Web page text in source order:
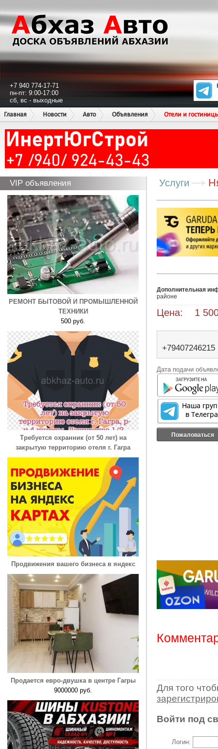
+7 940 774-17-71
пн-пт: 9:00-17:00
сб, вс - выходные
Главная
Новости Авто Объявления Отели и
VIP объявления
РЕМОНТ БЫТОВОЙ И ПРОМЫШЛЕННОЙ
ТЕХНИКИ
500 руб.
Требуется охранник (от 50 лет) на
закрытую территорию отеля г. Гагра
Продвижения вашего бизнеса в яндекс
Продается евро-двушка в центре Гагры
9000000 руб.
Услуги
Дополнительная
районе
Цена: 1
+79407246215
Дата подачи
Пожаловаться
Для того
Войти под
Логин: